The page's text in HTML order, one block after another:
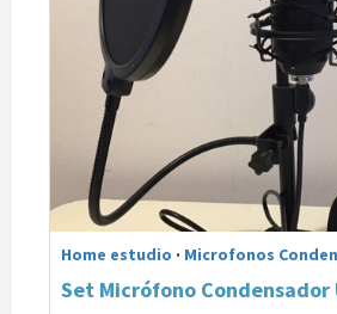
Home estudio · Microfonos
Set Micrófono Condensador